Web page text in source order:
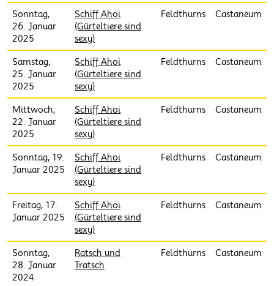
Sonntag,
26. Januar
2025
Schiff Ahoi
(Gürteltiere sind
sexy)
Feldthurns Castaneum
Samstag,
25. Januar
2025
Schiff Ahoi
(Gürteltiere sind
sexy)
Feldthurns Castaneum
Mittwoch,
22. Januar
2025
Schiff Ahoi
(Gürteltiere sind
sexy)
Feldthurns Castaneum
Sonntag, 19.
Januar 2025
Schiff Ahoi
(Gürteltiere sind
sexy)
Feldthurns Castaneum
Freitag, 17.
Januar 2025
Schiff Ahoi
(Gürteltiere sind
sexy)
Feldthurns Castaneum
Sonntag,
28. Januar
2024
Ratsch und
Tratsch
Feldthurns Castaneum